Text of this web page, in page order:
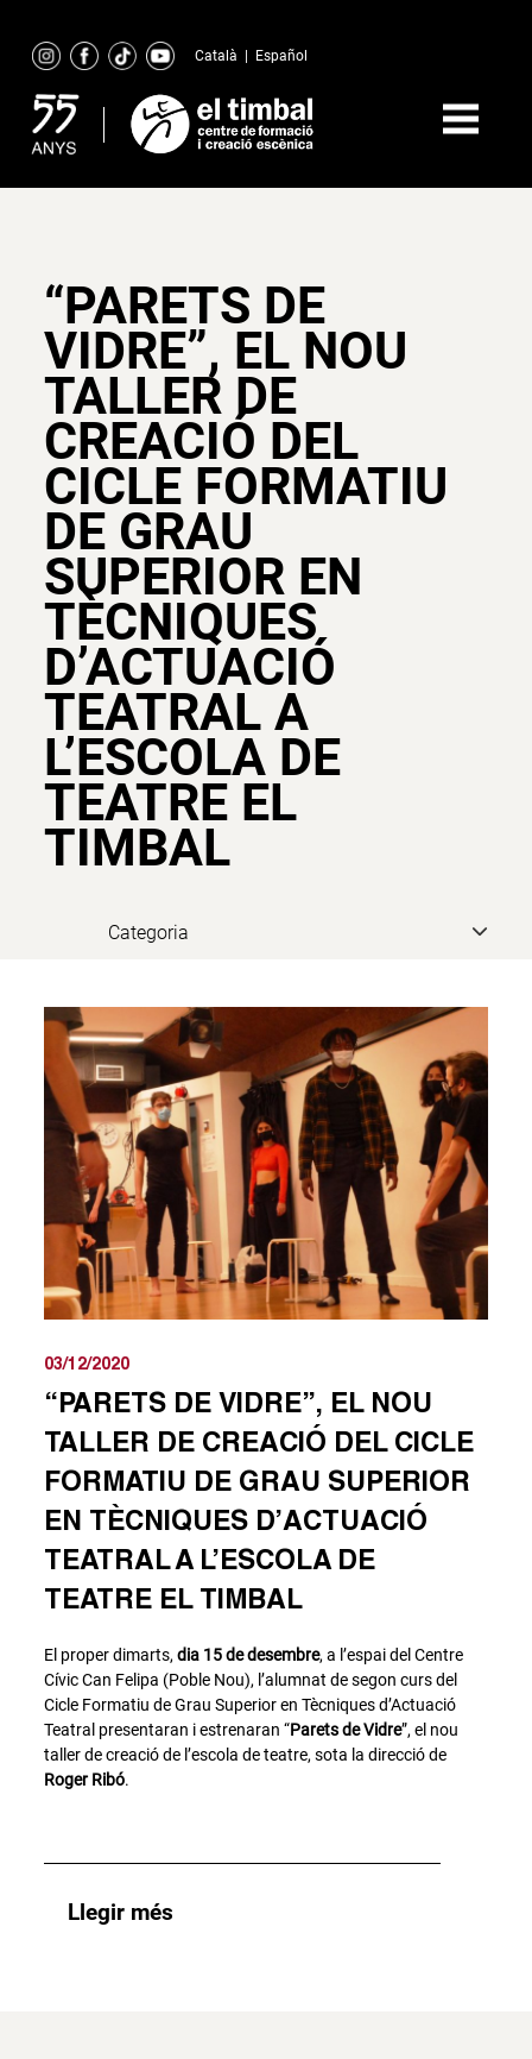
content
Català Español
“PARETS DE
VIDRE”, EL NOU
TALLER DE
CREACIÓ DEL
CICLE FORMATIU
DE GRAU
SUPERIOR EN
TÈCNIQUES
D’ACTUACIÓ
TEATRAL A
L’ESCOLA DE
TEATRE EL
TIMBAL
03/12/2020
“PARETS DE VIDRE”, EL NOU
TALLER DE CREACIÓ DEL CICLE
FORMATIU DE GRAU SUPERIOR
EN TÈCNIQUES D’ACTUACIÓ
TEATRAL A L’ESCOLA DE
TEATRE EL TIMBAL
El proper dimarts,dia 15 de desembre, a l’espai del Centre
Cívic Can Felipa (Poble Nou), l’alumnat de segon curs del
Cicle Formatiu de Grau Superior en Tècniques d’Actuació
Teatral presentaran i estrenaran “Parets de Vidre”, el nou
taller de creació de l’escola de teatre, sota la direcció de
Roger Ribó.
Llegir més